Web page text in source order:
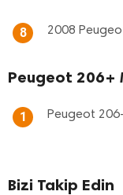
8 2008
Peugeot 206+
1 Peugeot
Bizi Takip Edin